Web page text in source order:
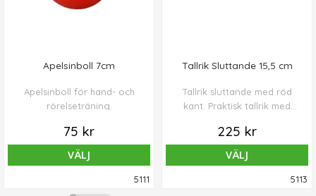
Apelsinboll 7cm
Apelsinboll för hand- och
rörelseträning.
75 kr
VÄLJ
5111
Tallrik Sluttande 15,5 cm
Tallrik sluttande med röd
kant. Praktisk tallrik med
det lättare att få upp maten
från tallriken.
225 kr
VÄLJ
5113